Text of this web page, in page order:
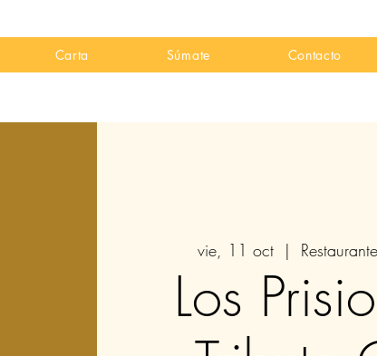
Carta Súmate Contacto
vie, 11 oct
  |
Los